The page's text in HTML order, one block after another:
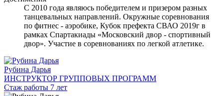
С 2010 года являюсь победителем и призером разных
танцевальных направлений. Окружные соревнования
по фитнес - аэробике, Кубок префекта СВАО 2019г в
рамках Спартакиады «Московский двор - спортивный
двор». Участие в соревнованиях по легкой атлетике.
Рубина Дарья
ИНСТРУКТОР ГРУППОВЫХ ПРОГРАММ
Стаж работы 7 лет